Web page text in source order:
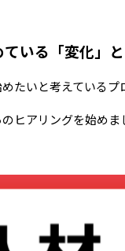
いる「変化」と
たいと考えている
ヒアリングを始めま